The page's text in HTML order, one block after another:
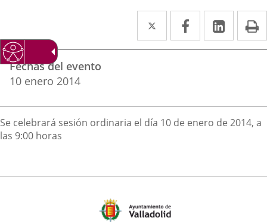
Twitter
Enlace
a
externa.
Facebook
Enlace
a
externa.
Enlace
a
Datos
del
evento
Fechas del evento
10 enero 2014
Descripción
Se celebrará sesión ordinaria el día 10 de enero de 2014, a
las 9:00 horas